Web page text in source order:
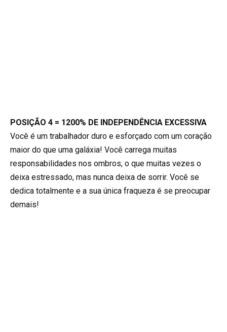
POSIÇÃO 4 = 1200% DE INDEPENDÊNCIA EXCESSIVA
Você é um trabalhador duro e esforçado com um coração
maior do que uma galáxia! Você carrega muitas
responsabilidades nos ombros, o que muitas vezes o
deixa estressado, mas nunca deixa de sorrir. Você se
dedica totalmente e a sua única fraqueza é se preocupar
demais!